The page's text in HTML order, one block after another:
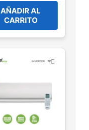
AÑADIR AL
CARRITO